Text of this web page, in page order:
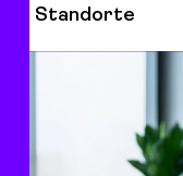
Standorte